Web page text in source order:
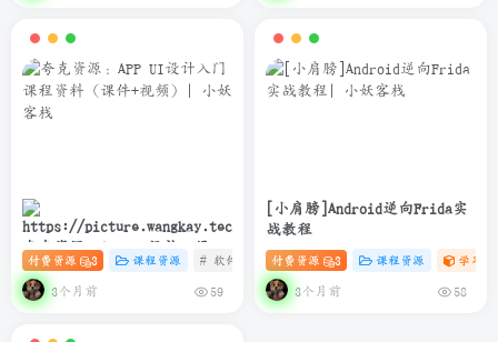
夸克资源：APP UI设计入门课
程资料（课件+视频）
付费资源 3 课程资源 # 软件 # 设计 # UI 课程
3个月前 59
[小肩膀]Android逆向Frida实
战教程
付费资源 3 课程资源 学习资
3个月前 58